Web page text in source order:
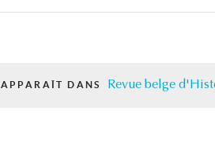
APPARAÎT DANS Revue belge